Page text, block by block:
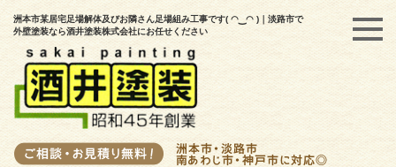
洲本市某居宅足場解体及びお隣さん足場組み工事です( ◠‿◠ )｜淡路市で
外壁塗装なら酒井塗装株式会社にお任せください